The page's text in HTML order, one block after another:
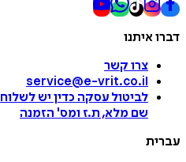
דברו איתנו
צרו קשר
service@e-vrit.co.il
לביטול עסקה כדין יש לשלוח
שם מלא, ת.ז ומס' הזמנה
עברית